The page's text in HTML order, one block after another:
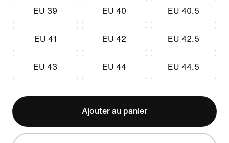
EU 39 EU 40 EU 40.5
EU 41 EU 42 EU 42.5
EU 43 EU 44 EU 44.5
Ajouter au panier